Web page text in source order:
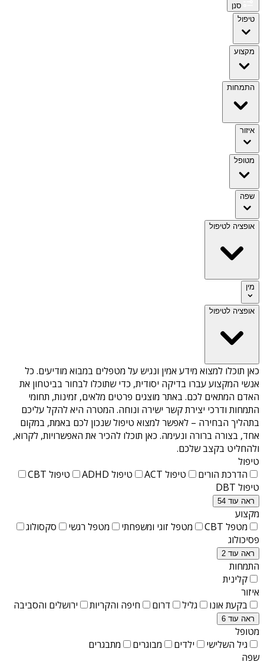
סנן
טיפול
מקצוע
התמחות
איזור
מטופל
שפה
אופציה לטיפול
מין
אופציה לטיפול
כאן תוכלו למצוא מידע אמין ונגיש על מטפלים במבוא מודיעים. כל
אנשי המקצוע עברו בדיקה יסודית, כדי שתוכלו לבחור בביטחון את
האדם המתאים לכם. באתר מוצגים פרטים מלאים, זמינות, תחומי
התמחות ודרכי יצירת קשר ישירה ונוחה. המטרה היא להקל עליכם
בתהליך הבחירה – לאפשר למצוא טיפול שנכון לכם באמת, במקום
אחד, בצורה ברורה ונעימה. כאן תוכלו להכיר את האפשרויות, לקרוא,
ולהחליט בקצב שלכם.
טיפול
הדרכת הורים
טיפול ACT טיפול ADHD
טיפול CBT
טיפול DBT
ראה עוד 54
מקצוע
מטפל CBT
מטפל זוגי ומשפחתי מטפל רגשי
סקסולוג
פסיכולוג
ראה עוד 2
התמחות
קלינית
איזור
בקעת אונו
גליל דרום חיפה והקריות ירושלים והסביבה
ראה עוד 6
מטופל
גיל השלישי
ילדים מבוגרים
מתבגרים
שפה